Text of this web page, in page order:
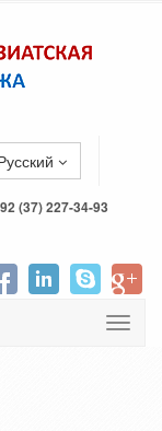
(37) 227-34-93